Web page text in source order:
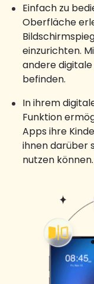
Einfach zu
Oberfläche
einzurichten.
andere digitale
befinden.
In ihrem
Funktion
Apps ihre
ihnen darüber
nutzen können.